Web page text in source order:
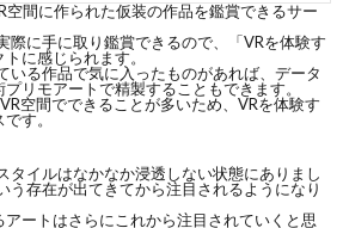
間に作られた仮装の作品を鑑賞できるサー
際に手に取り鑑賞できるので、「VRを体験す
に感じられます。
いる作品で気に入ったものがあれば、データ
リモアートで精製することもできます。
空間でできることが多いため、VRを体験す
す。
タイルはなかなか浸透しない状態にありまし
う存在が出てきてから注目されるようになり
ートはさらにこれから注目されていくと思